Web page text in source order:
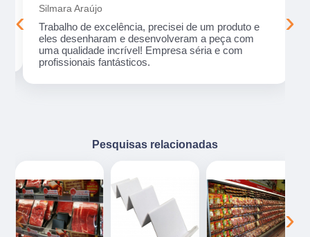
Silmara Araújo
Trabalho de excelência, precisei de um produto e
eles desenharam e desenvolveram a peça com
uma qualidade incrível! Empresa séria e com
profissionais fantásticos.
‹ ›
Pesquisas relacionadas
‹ ›